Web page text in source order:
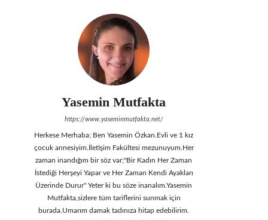
Yasemin Mutfakta
https://www.yaseminmutfakta.net/
Herkese Merhaba; Ben Yasemin Özkan.Evli ve 1 kız
çocuk annesiyim.İletişim Fakültesi mezunuyum.Her
zaman inandığım bir söz var;"Bir Kadın Her Zaman
İstediği Herşeyi Yapar ve Her Zaman Kendi Ayakları
Üzerinde Durur" Yeter ki bu söze inanalım.Yasemin
Mutfakta,sizlere tüm tariflerini sunmak için
burada.Umarım damak tadınıza hitap edebilirim.